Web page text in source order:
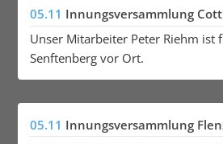
05.11 Innungsversammlung
Unser Mitarbeiter Peter Riehm ist
Senftenberg vor Ort.
05.11 Innungsversammlung